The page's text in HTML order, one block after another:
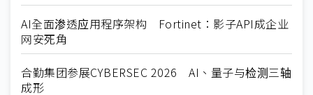
AI全面渗透应用程序架构 Fortinet：影子API成企业
网安死角
合勤集团参展CYBERSEC 2026 AI、量子与检测三轴
成形